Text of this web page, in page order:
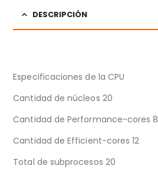
DESCRIPCIÓN
Especificaciones de la CPU
Cantidad de núcleos 20
Cantidad de Performance-cores 8
Cantidad de Efficient-cores 12
Total de subprocesos 20